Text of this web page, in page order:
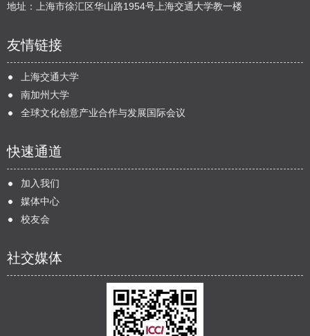
地址：上海市徐汇区华山路1954号上海交通大学教一楼
友情链接
上海交通大学
南加州大学
全球文化创意产业合作与发展国际会议
快速通道
加入我们
媒体中心
校友会
社交媒体